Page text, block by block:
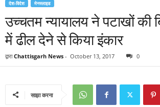
देश-विदेश मेनस्लाइड
उच्चतम न्यायालय ने पटाखों की
में ढील देने से किया इंकार
द्वारा Chattisgarh News - October 13, 2017 0
साझा करना